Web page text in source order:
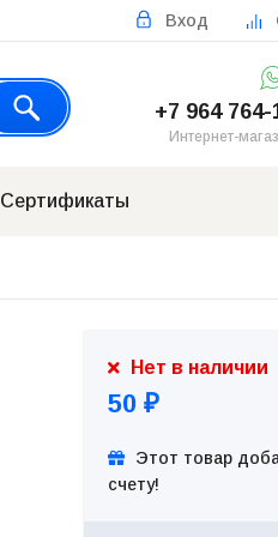
Вход
+7 964 764-
Интернет-
Сертификаты
Нет в наличии
50 ₽
Этот товар
счету!